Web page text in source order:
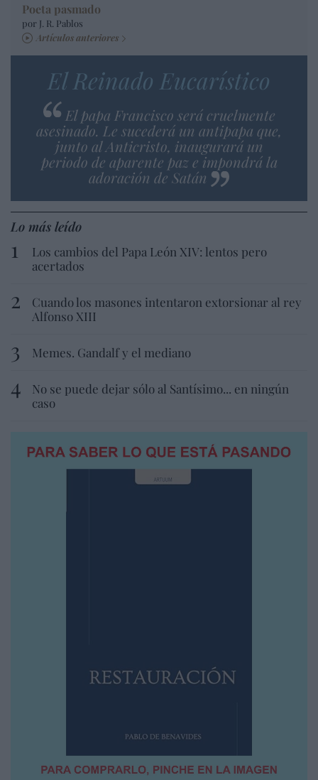
Poeta pasmado
por J. R. Pablos
Artículos anteriores
El Reinado Eucarístico
El papa Francisco será cruelmente
asesinado. Le sucederá un antipapa que,
junto al Anticristo, inaugurará un
periodo de aparente paz e impondrá la
adoración de Satán
Lo más leído
Los cambios del Papa León XIV: lentos pero
acertados
Cuando los masones intentaron extorsionar al rey
Alfonso XIII
Memes. Gandalf y el mediano
No se puede dejar sólo al Santísimo... en ningún
caso